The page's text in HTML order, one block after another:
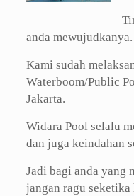
anda mewujudkanya.
Kami sudah
Waterboom/Public
Jakarta.
Widara Pool selalu
dan juga keindahan
Jadi bagi anda yang
jangan ragu